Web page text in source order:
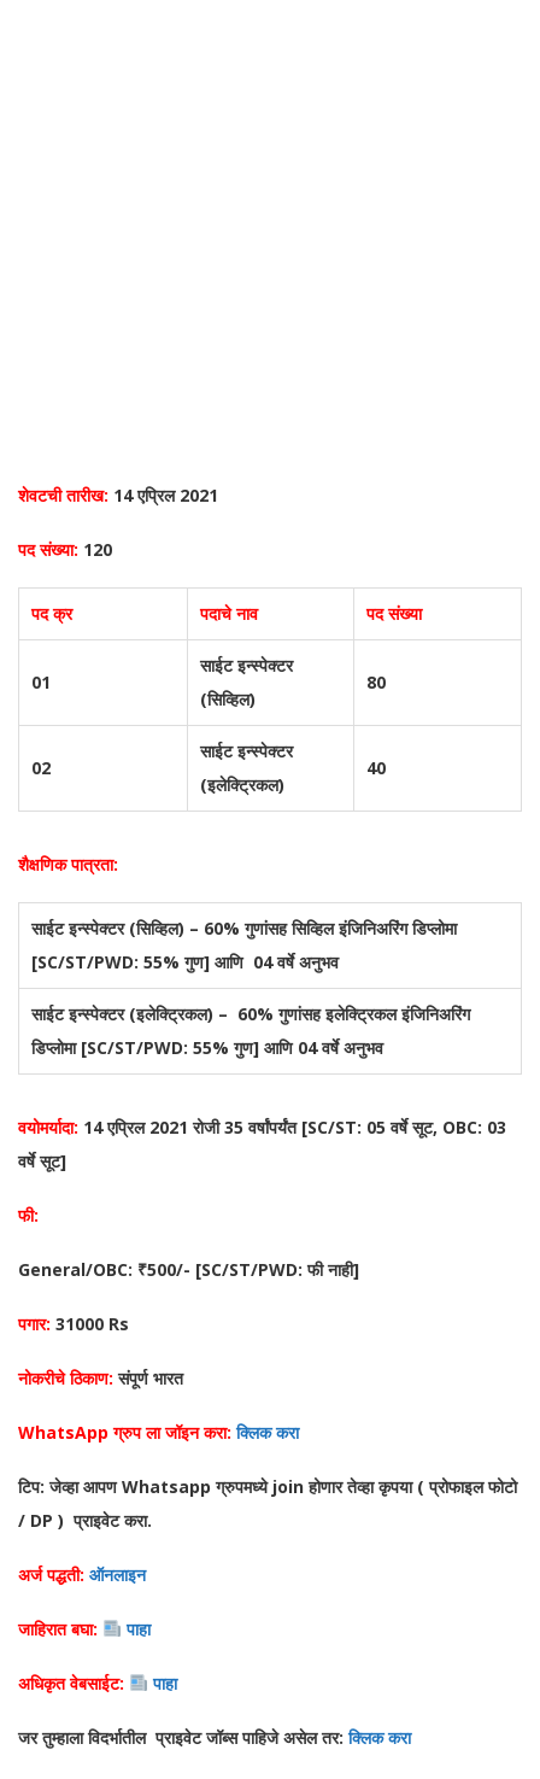
शेवटची तारीख: 14 एप्रिल 2021
पद संख्या: 120
पद क्र पदाचे नाव पद संख्या
01
साईट इन्स्पेक्टर
(सिव्हिल)
80
02
साईट इन्स्पेक्टर
(इलेक्ट्रिकल)
40
शैक्षणिक पात्रता:
साईट इन्स्पेक्टर (सिव्हिल) – 60% गुणांसह सिव्हिल इंजिनिअरिंग डिप्लोमा
[SC/ST/PWD: 55% गुण] आणि 04 वर्षे अनुभव
साईट इन्स्पेक्टर (इलेक्ट्रिकल) – 60% गुणांसह इलेक्ट्रिकल इंजिनिअरिंग
डिप्लोमा [SC/ST/PWD: 55% गुण] आणि 04 वर्षे अनुभव
वयोमर्यादा: 14 एप्रिल 2021 रोजी 35 वर्षांपर्यंत [SC/ST: 05 वर्षे सूट, OBC: 03
वर्षे सूट]
फी:
General/OBC: ₹500/- [SC/ST/PWD: फी नाही]
पगार: 31000 Rs
नोकरीचे ठिकाण: संपूर्ण भारत
WhatsApp ग्रुप ला जॉइन करा: क्लिक करा
टिप: जेव्हा आपण Whatsapp ग्रुपमध्ये join होणार तेव्हा कृपया ( प्रोफाइल फोटो
/ DP ) प्राइवेट करा.
अर्ज पद्धती: ऑनलाइन
जाहिरात बघा: पाहा
अधिकृत वेबसाईट: पाहा
जर तुम्हाला विदर्भातील प्राइवेट जॉब्स पाहिजे असेल तर:क्लिक करा